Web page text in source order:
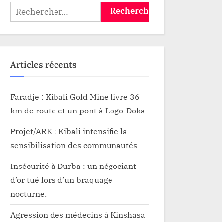
Rechercher :
Articles récents
Faradje : Kibali Gold Mine livre 36
km de route et un pont à Logo-Doka
Projet/ARK : Kibali intensifie la
sensibilisation des communautés
Insécurité à Durba : un négociant
d’or tué lors d’un braquage
nocturne.
Agression des médecins à Kinshasa